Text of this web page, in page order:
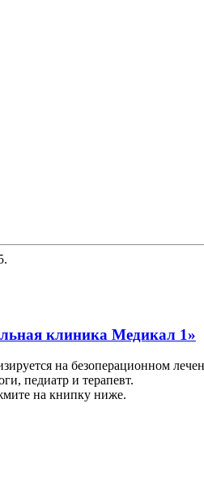
клиника Медикал 1»
на безоперационном
педиатр и терапевт.
на книпку ниже.